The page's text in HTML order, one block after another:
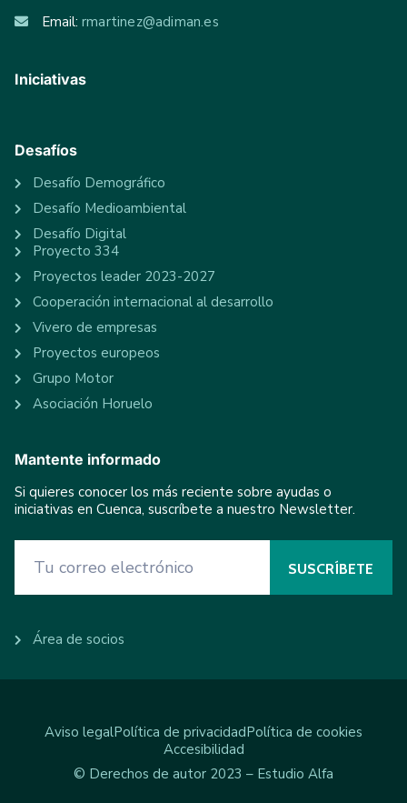
Email: rmartinez@adiman.es
Iniciativas
Desafíos
Desafío Demográfico
Desafío Medioambiental
Desafío Digital
Proyecto 334
Proyectos leader 2023-2027
Cooperación internacional al desarrollo
Vivero de empresas
Proyectos europeos
Grupo Motor
Asociación Horuelo
Mantente informado
Si quieres conocer los más reciente sobre ayudas o
iniciativas en Cuenca, suscríbete a nuestro Newsletter.
Área de socios
Aviso legalPolítica de privacidadPolítica de cookies
Accesibilidad
© Derechos de autor 2023 – Estudio Alfa